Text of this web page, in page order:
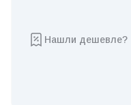
Нашли дешевле?